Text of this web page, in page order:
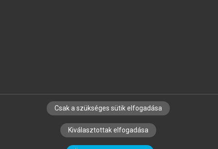
SZERZŐKNEK CÉGEKNEK KÖNYVTÁROSOKNAK
SZERKESZTÉSI ÉS LEKTORÁLÁSI ALAPELVEK
Csak a szükséges sütik elfogadása
Kiválasztottak elfogadása